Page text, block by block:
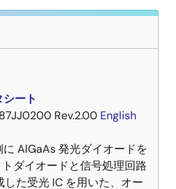
シート
Rev.2.00 English
に AlGaAs 発光ダイオードを
ダイオードと信号処理回路
た受光 IC を用いた、オー